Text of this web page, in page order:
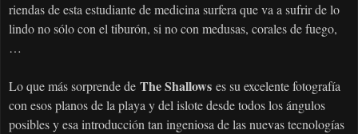
riendas de esta estudiante de medicina surfera que va a sufrir de lo
lindo no sólo con el tiburón, si no con medusas, corales de fuego,
…
Lo que más sorprende de The Shallows es su excelente fotografía
con esos planos de la playa y del islote desde todos los ángulos
posibles y esa introducción tan ingeniosa de las nuevas tecnologías